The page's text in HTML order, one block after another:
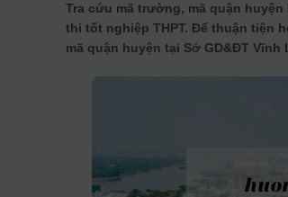
Tra cứu mã trường, mã quận
thi tốt nghiệp THPT. Để thuận tiện
mã quận huyện tại Sở GD&ĐT Vĩnh